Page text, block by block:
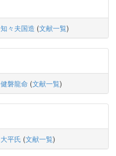
知々夫国造 (文献一覧)
健磐龍命 (文献一覧)
大平氏 (文献一覧)